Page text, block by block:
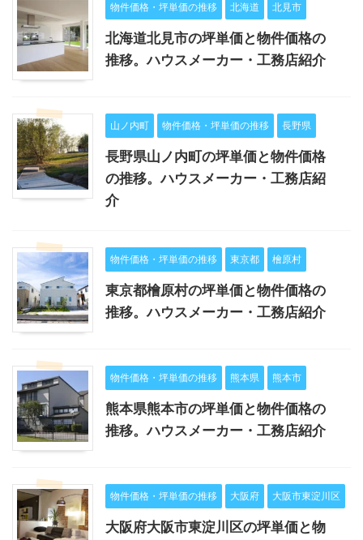
物件価格・坪単価の推移 北海道 北見市
北海道北見市の坪単価と物件価格の
推移。ハウスメーカー・工務店紹介
山ノ内町 物件価格・坪単価の推移 長野県
長野県山ノ内町の坪単価と物件価格
の推移。ハウスメーカー・工務店紹
介
物件価格・坪単価の推移 東京都 檜原村
東京都檜原村の坪単価と物件価格の
推移。ハウスメーカー・工務店紹介
物件価格・坪単価の推移 熊本県 熊本市
熊本県熊本市の坪単価と物件価格の
推移。ハウスメーカー・工務店紹介
物件価格・坪単価の推移 大阪府 大阪市東淀川区
大阪府大阪市東淀川区の坪単価と物